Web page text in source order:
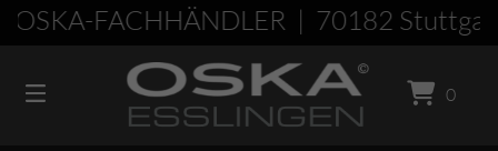
Springen
Inhalt
FACHHÄNDLER | 70182
0